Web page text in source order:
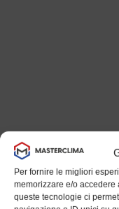
Per fornire le migliori
memorizzare e/o
queste tecnologie ci